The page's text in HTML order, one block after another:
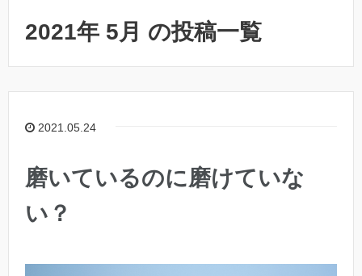
2021年 5月 の投稿一覧
2021.05.24
磨いているのに磨けていな
い？